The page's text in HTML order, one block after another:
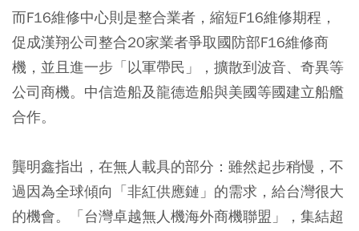
而F16維修中心則是整合業者，縮短F16維修期程，
促成漢翔公司整合20家業者爭取國防部F16維修商
機，並且進一步「以軍帶民」，擴散到波音、奇異等
公司商機。中信造船及龍德造船與美國等國建立船艦
合作。
龔明鑫指出，在無人載具的部分：雖然起步稍慢，不
過因為全球傾向「非紅供應鏈」的需求，給台灣很大
的機會。「台灣卓越無人機海外商機聯盟」，集結超